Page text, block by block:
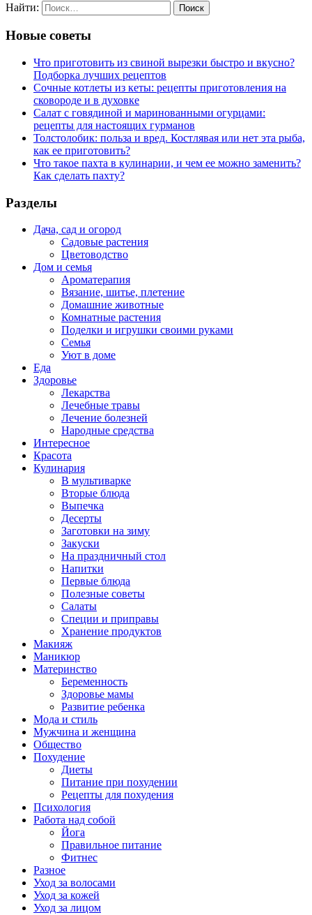
Найти:
Новые советы
Что приготовить из свиной вырезки быстро и вкусно?
Подборка лучших рецептов
Сочные котлеты из кеты: рецепты приготовления на
сковороде и в духовке
Салат с говядиной и маринованными огурцами:
рецепты для настоящих гурманов
Толстолобик: польза и вред. Костлявая или нет эта рыба,
как ее приготовить?
Что такое пахта в кулинарии, и чем ее можно заменить?
Как сделать пахту?
Разделы
Дача, сад и огород
Садовые растения
Цветоводство
Дом и семья
Ароматерапия
Вязание, шитье, плетение
Домашние животные
Комнатные растения
Поделки и игрушки своими руками
Семья
Уют в доме
Еда
Здоровье
Лекарства
Лечебные травы
Лечение болезней
Народные средства
Интересное
Красота
Кулинария
В мультиварке
Вторые блюда
Выпечка
Десерты
Заготовки на зиму
Закуски
На праздничный стол
Напитки
Первые блюда
Полезные советы
Салаты
Специи и приправы
Хранение продуктов
Макияж
Маникюр
Материнство
Беременность
Здоровье мамы
Развитие ребенка
Мода и стиль
Мужчина и женщина
Общество
Похудение
Диеты
Питание при похудении
Рецепты для похудения
Психология
Работа над собой
Йога
Правильное питание
Фитнес
Разное
Уход за волосами
Уход за кожей
Уход за лицом